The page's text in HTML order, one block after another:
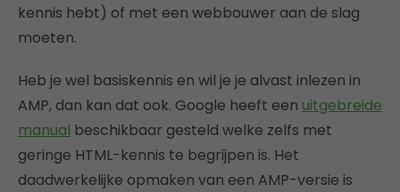
kennis hebt) of met een webbouwer aan de slag
moeten.
Heb je wel basiskennis en wil je je alvast inlezen in
AMP, dan kan dat ook. Google heeft een uitgebreide
manual beschikbaar gesteld welke zelfs met
geringe HTML-kennis te begrijpen is. Het
daadwerkelijke opmaken van een AMP-versie is